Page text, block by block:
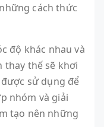
cách thức
độ khác nhau và
thế sẽ khơi
sử dụng để
nhóm và giải
tạo nên những